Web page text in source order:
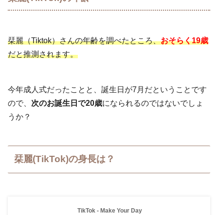
栞麗（Tiktok）さんの年齢を調べたところ、おそらく19歳
だと推測されます。
今年成人式だったことと、誕生日が7月だということです
ので、 次のお誕生日で20歳になられるのではないでしょ
うか？
栞麗(TikTok)の身長は？
TikTok - Make Your Day